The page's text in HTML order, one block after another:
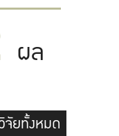
ผล
จัยทั้งหมด